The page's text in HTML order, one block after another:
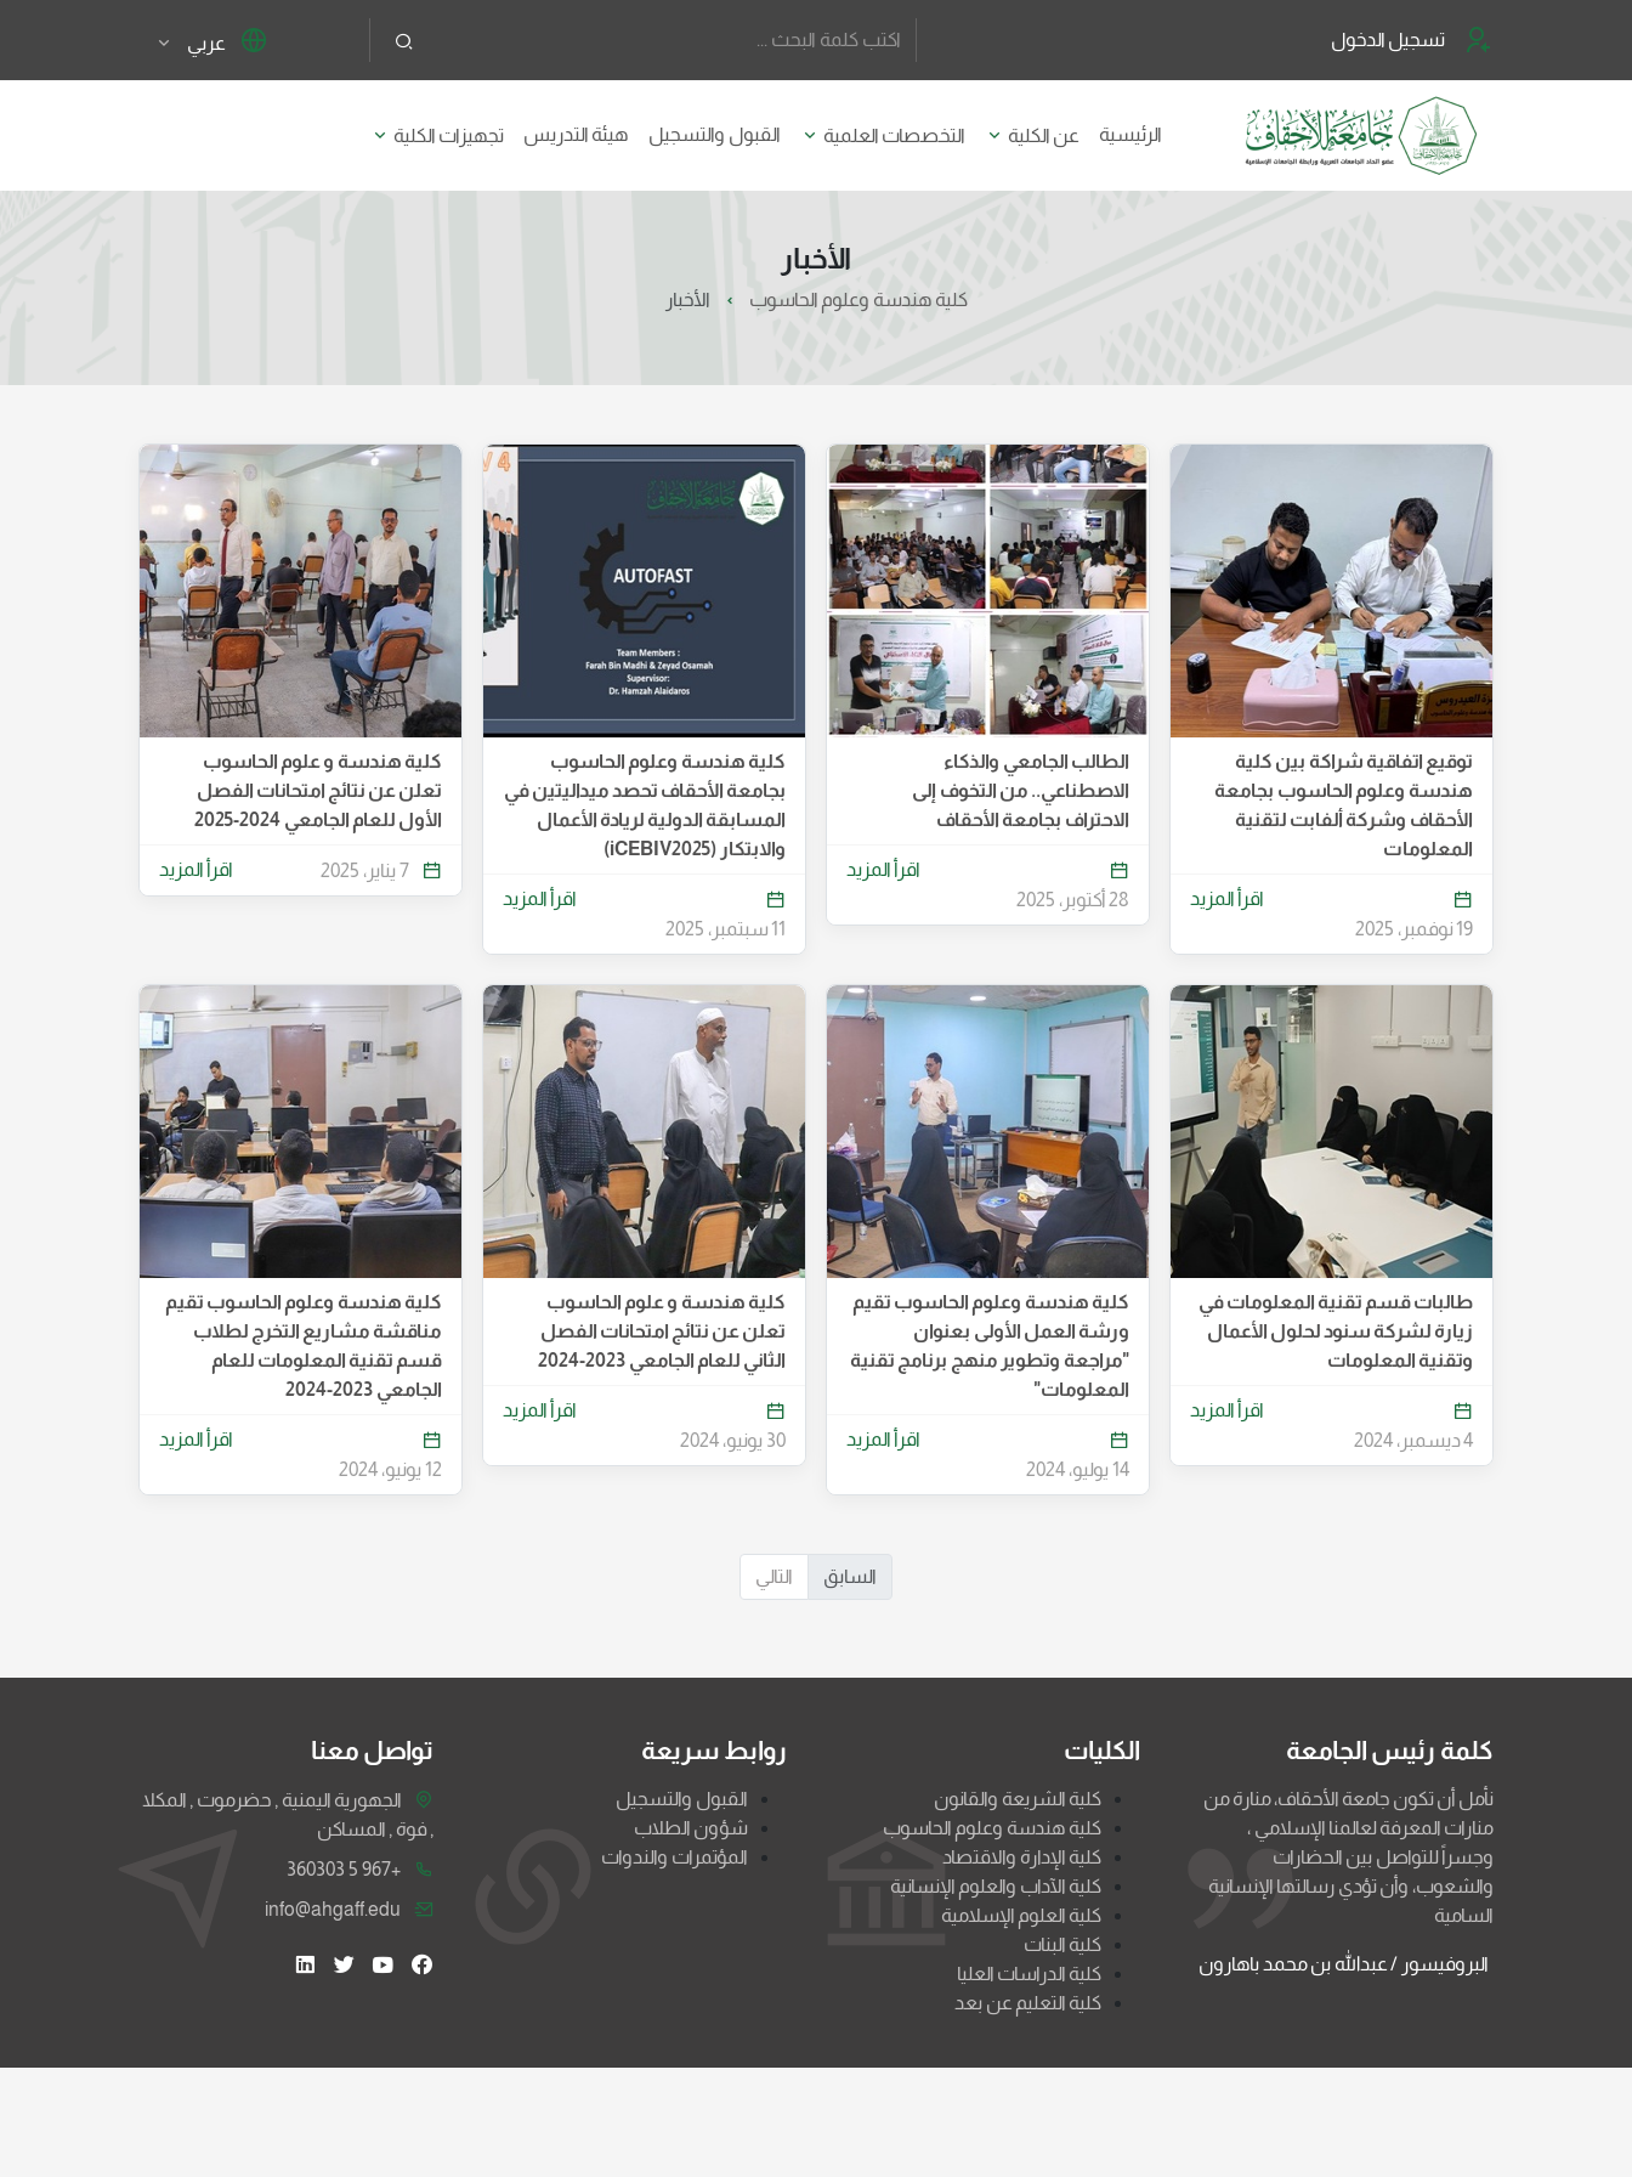
تسجيل الدخول عربي
الرئيسية عن الكلية التخصصات العلمية القبول والتسجيل هيئة التدريس تجهيزات الكلية
الأخبار
كلية هندسة وعلوم الحاسوب الأخبار
توقيع اتفاقية شراكة بين كلية
هندسة وعلوم الحاسوب بجامعة
الأحقاف وشركة ألفابت لتقنية
المعلومات
19 نوفمبر، 2025
اقرأ المزيد
الطالب الجامعي والذكاء
الاصطناعي.. من التخوف إلى
الاحتراف بجامعة الأحقاف
28 أكتوبر، 2025
اقرأ المزيد
كلية هندسة وعلوم الحاسوب
بجامعة الأحقاف تحصد ميداليتين في
المسابقة الدولية لريادة الأعمال
والابتكار (iCEBIV2025)
11 سبتمبر، 2025
اقرأ المزيد
كلية هندسة و علوم الحاسوب
تعلن عن نتائج امتحانات الفصل
الأول للعام الجامعي 2024-2025
7 يناير، 2025 اقرأ المزيد
طالبات قسم تقنية المعلومات في
زيارة لشركة سنود لحلول الأعمال
وتقنية المعلومات
4 ديسمبر، 2024
اقرأ المزيد
كلية هندسة وعلوم الحاسوب تقيم
ورشة العمل الأولى بعنوان
"مراجعة وتطوير منهج برنامج تقنية
المعلومات"
14 يوليو، 2024
اقرأ المزيد
كلية هندسة و علوم الحاسوب
تعلن عن نتائج امتحانات الفصل
الثاني للعام الجامعي 2023-2024
30 يونيو، 2024
اقرأ المزيد
كلية هندسة وعلوم الحاسوب تقيم
مناقشة مشاريع التخرج لطلاب
قسم تقنية المعلومات للعام
الجامعي 2023-2024
12 يونيو، 2024
اقرأ المزيد
السابق التالي
كلمة رئيس الجامعة
نأمل أن تكون جامعة الأحقاف، منارة من
منارات المعرفة لعالمنا الإسلامي ،
وجسراً للتواصل بين الحضارات
والشعوب، وأن تؤدي رسالتها الإنسانية
السامية
البروفيسور / عبدالله بن محمد باهارون
الكليات
كلية الشريعة والقانون
كلية هندسة وعلوم الحاسوب
كلية الإدارة والاقتصاد
كلية الآداب والعلوم الإنسانية
كلية العلوم الإسلامية
كلية البنات
كلية الدراسات العليا
كلية التعليم عن بعد
روابط سريعة
القبول والتسجيل
شؤون الطلاب
المؤتمرات والندوات
تواصل معنا
الجهورية اليمنية , حضرموت , المكلا
, فوة , المساكن
+967 5 360303
info@ahgaff.edu